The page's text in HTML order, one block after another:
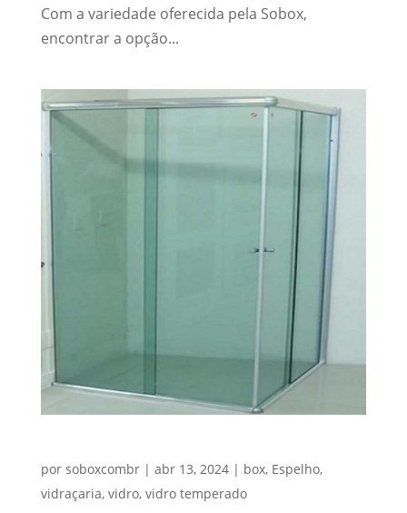
Com a variedade oferecida pela Sobox,
encontrar a opção...
por soboxcombr| abr 13, 2024| box, Espelho,
vidraçaria, vidro, vidro temperado